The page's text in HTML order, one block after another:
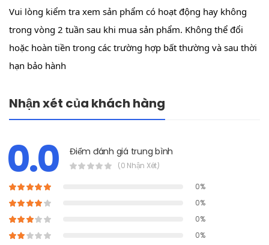
Vui lòng kiểm tra xem sản phẩm có hoạt động hay không
trong vòng 2 tuần sau khi mua sản phẩm. Không thể đổi
hoặc hoàn tiền trong các trường hợp bất thường và sau thời
hạn bảo hành
Nhận xét của khách hàng
0.0 Điểm đánh giá trung bình
(0 Nhận Xét)
0%
0%
0%
0%